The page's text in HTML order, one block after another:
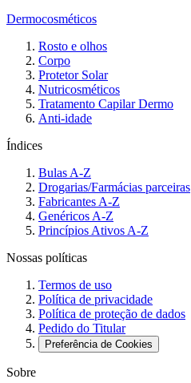
Dermocosméticos
Rosto e olhos
Corpo
Protetor Solar
Nutricosméticos
Tratamento Capilar Dermo
Anti-idade
Índices
Bulas A-Z
Drogarias/Farmácias parceiras
Fabricantes A-Z
Genéricos A-Z
Princípios Ativos A-Z
Nossas políticas
Termos de uso
Política de privacidade
Política de proteção de dados
Pedido do Titular
Preferência de Cookies
Sobre